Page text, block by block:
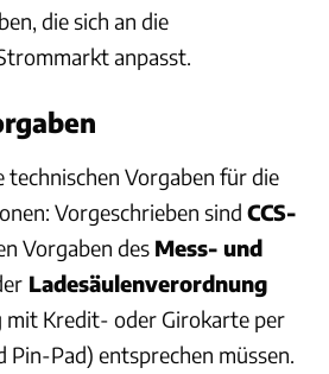
die sich an die
anpasst.
technischen Vorgaben für die
Vorgeschrieben sind CCS-
Vorgaben des Mess- und
Ladesäulenverordnung
mit Kredit- oder Girokarte per
Pin-Pad) entsprechen müssen.